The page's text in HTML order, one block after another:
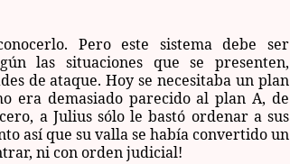
Pero este sistema debe ser
las situaciones que se presenten,
de ataque. Hoy se necesitaba un plan
era demasiado parecido al plan A, de
a Julius sólo le bastó ordenar a sus
así que su valla se había convertido un
ni con orden judicial!